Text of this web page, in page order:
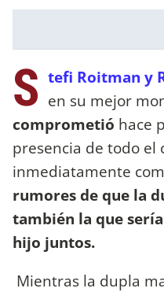
S tefi Roitman y
en su mejor
comprometió hace
presencia de todo el
inmediatamente
rumores de que la
también la que
hijo juntos.
Mientras la dupla